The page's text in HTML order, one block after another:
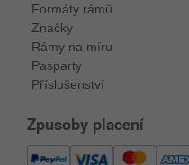
Formáty rámů
Značky
Rámy na míru
Pasparty
Příslušenství
Zpusoby placení